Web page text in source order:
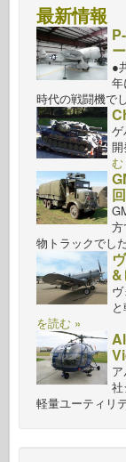
最新情報
●
時代の戦闘機で
開
む
物トラックでし
&
を読む »
軽量ユーティリ